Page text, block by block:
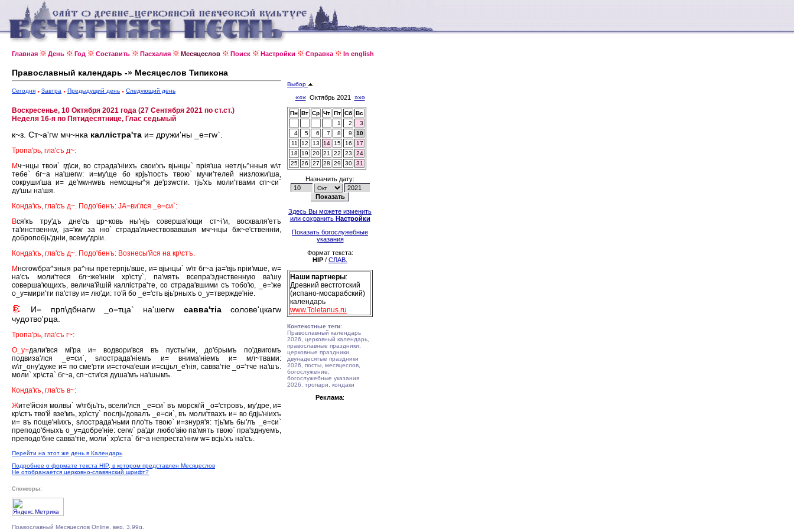
Главная День Год Составить Пасхалия Месяцеслов Поиск Настройки Справка In english
Православный календарь -» Месяцеслов Типикона
Сегодня Завтра Предыдущий день Следующий день
Воскресенье, 10 Октября 2021 года (27 Сентября 2021 по ст.ст.)
Неделя 16-я по Пятидесятнице, Глас седьмый
к~з. Ст~а'гw мч~нка каллiстра'та и= дружи'ны _е=гw`.
Тропа'рь, гла'съ д~:
Мч~нцы твои` гд\си, во страда'нiихъ свои'хъ вjьнцы` прiя'ша нетлjь^нныя w\т
тебе` бг~а на'шегw: и=му'ще бо крjь'пость твою` мучи'телей низложи'ша,
сокруши'ша и= де'мwнwвъ немощны^я де'рзwсти. тjь'хъ моли'твами сп~си`
ду'шы на'шя.
Конда'къ, гла'съ д~. Подо'бенъ: JА=ви'лся _е=си`:
Вся'къ тру'дъ дне'сь цр~ковь ны'нjь соверша'ющи ст~i'и, восхваля'етъ
та'инственнw, jа='кw за ню` страда'льчествовавшыя мч~нцы бж~е'ственнiи,
добропобjь'днiи, всему'дрiи.
Конда'къ, гла'съ д~. Подо'бенъ: Вознесы'йся на кр\стъ.
Многоwбра^зныя ра^ны претерпjь'вше, и= вjьнцы` w\т бг~а jа='вjь прiи'мше, w=
на'съ моли'теся бл~же'ннiи хр\сту`, па'мять всепра'зднственную ва'шу
соверша'ющихъ, велича'йшiй каллiстра'те, со страда'вшими съ тобо'ю, _е='же
о_у=мири'ти па'ству и= лю'ди: то'й бо _е='сть вjь'рныхъ о_у=твержде'нiе.
И= прп\дбнагw _о=тца` на'шегw савва'тiасолове'цкагw
чудотво'рца.
Тропа'рь, гла'съ г~:
О_у=дали'вся мi'ра и= водвори'вся въ пусты'ни, до'брымъ по'двигомъ
подвиза'лся _е=си`, sлострада'нiемъ и= внима'нiемъ и= мл~твами:
w\т_ону'дуже и= по сме'рти и=сточа'еши и=сцjьл_е'нiя, савва'тiе _о='тче на'шъ.
моли` хр\ста` бг~а, сп~сти'ся душа'мъ на'шымъ.
Конда'къ, гла'съ в~:
Жите'йскiя молвы` w\тбjь'гъ, всели'лся _е=си` въ морскi'й _о='стровъ, му'дре, и=
кр\стъ тво'й взе'мъ, хр\сту` послjь'довалъ _е=си`, въ моли'твахъ и= во бдjь'нiихъ
и= въ поще'нiихъ, sлострада'ньми пло'ть твою` и=знуря'я: тjь'мъ бы'лъ _е=си`
преподо'бныхъ о_у=добре'нiе: сегw` ра'ди любо'вiю па'мять твою` пра'зднуемъ,
преподо'бне савва'тiе, моли` хр\ста` бг~а непреста'ннw w= всjь'хъ на'съ.
Перейти на этот же день в Календарь
Подробнее о формате текста HIP, в котором представлен Месяцеслов
Не отображается церковно-славянский шрифт?
Выбор
«««Октябрь 2021 »»»
Пн Вт Ср Чт Пт Сб Вс
1
2
3
4
5 6 7 8 9
10
11
12 13 14 15 16
17
18
19 20 21 22 23
24
25 26 27 28 29 30 31
Назначить дату:
Здесь Вы можете изменить
или сохранить Настройки
Показать богослужебные
указания
Формат текста:
HIP / СЛАВ.
Наши партнеры:
Древний вестготский
(испано-мосарабский)
календарь
www.Toletanus.ru
Контекстные теги:
Православный календарь
2026, церковный календарь,
православные праздники,
церковные праздники,
двунадесятые праздники
2026, посты, месяцеслов,
богослужение,
богослужебные указания
2026, тропари, кондаки
Реклама:
Спонсоры:
Православный Месяцеслов Online, вер. 3.99g.